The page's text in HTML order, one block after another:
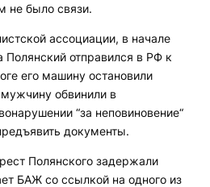
не было связи.
ассоциации, в начале
Полянский отправился в РФ к
его машину остановили
обвинили в
“за неповиновение“
документы.
Полянского задержали
БАЖ со ссылкой на одного из